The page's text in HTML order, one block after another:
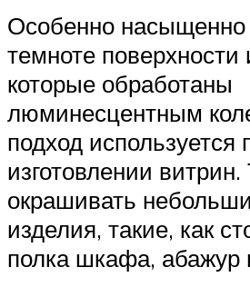
Особенно насыщенно
темноте поверхности
которые обработаны
люминесцентным
подход используется
изготовлении
окрашивать
изделия, такие, как
полка шкафа, абажур